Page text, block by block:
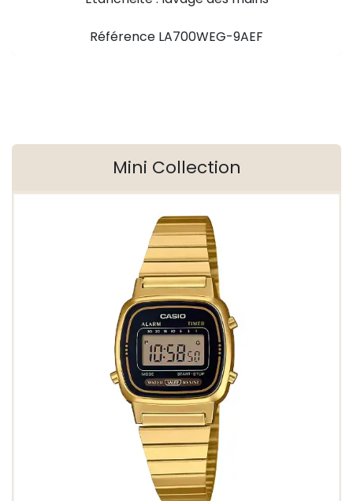
Référence LA700WEG-9AEF
Mini Collection